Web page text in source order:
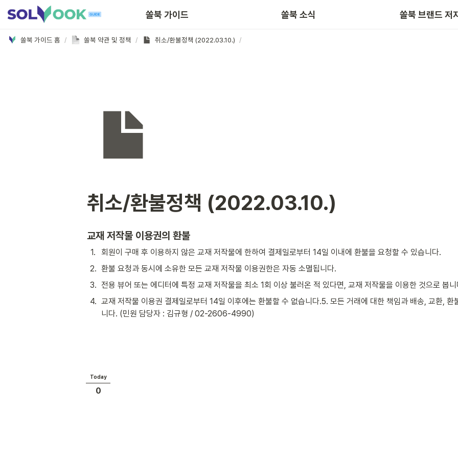
쏠북 가이드 쏠북 소식 쏠북 브랜드 저
쏠북 가이드 홈 / 쏠북 약관 및 정책 / 취소/환불정책 (2022.03.10.) /
취소/환불정책 (2022.03.10.)
교재 저작물 이용권의 환불
1.
회원이 구매 후 이용하지 않은 교재 저작물에 한하여 결제일로부터 14일 이내에 환불을 요청할 수 있습니다.
2. 환불 요청과 동시에 소유한 모든 교재 저작물 이용권한은 자동 소멸됩니다.
3. 전용 뷰어 또는 에디터에 특정 교재 저작물을 최소 1회 이상 불러온 적 있다면, 교재 저작물을 이용한 것으로 봅니
4. 교재 저작물 이용권 결제일로부터 14일 이후에는 환불할 수 없습니다.5. 모든 거래에 대한 책임과 배송, 교환,
니다. (민원 담당자 : 김규형 / 02-2606-4990)
Today
0